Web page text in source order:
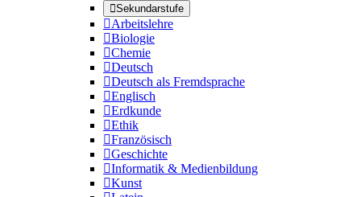
Sekundarstufe
Arbeitslehre
Biologie
Chemie
Deutsch
Deutsch als Fremdsprache
Englisch
Erdkunde
Ethik
Französisch
Geschichte
Informatik & Medienbildung
Kunst